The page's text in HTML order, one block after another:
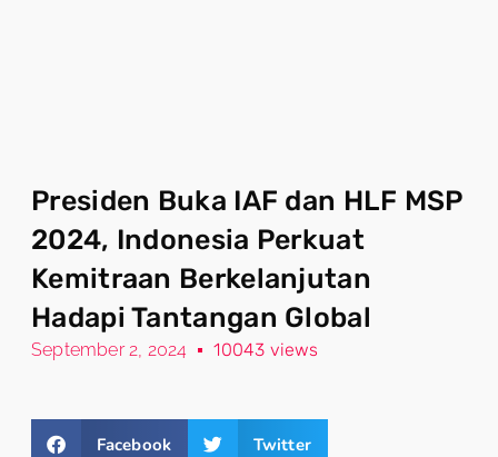
Presiden Buka IAF dan HLF MSP
2024, Indonesia Perkuat
Kemitraan Berkelanjutan
Hadapi Tantangan Global
September 2, 2024 10043 views
Facebook Twitter